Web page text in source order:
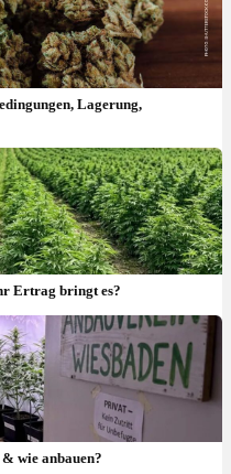
Lagerung,
Ertrag bringt es?
wie anbauen?